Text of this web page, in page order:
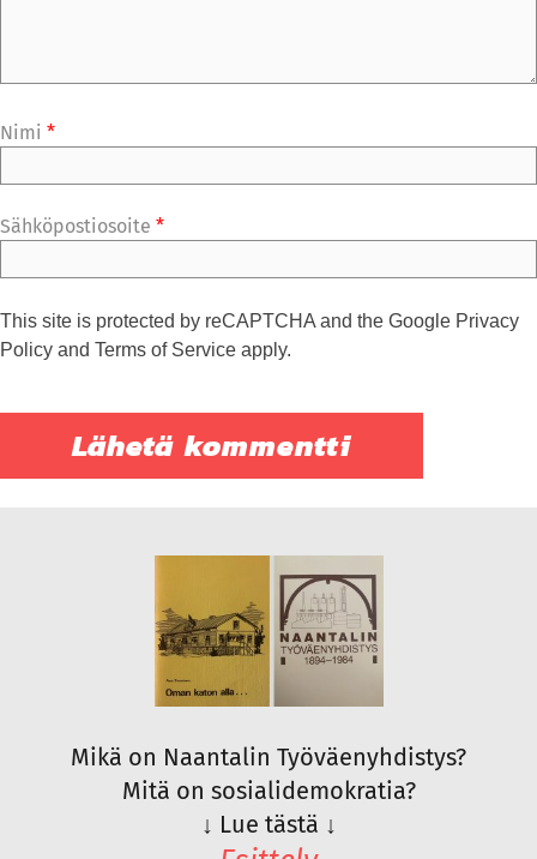
Nimi *
Sähköpostiosoite *
This site is protected by reCAPTCHA and the Google Privacy
Policy and Terms of Service apply.
Mikä on Naantalin Työväenyhdistys?
Mitä on sosialidemokratia?
↓ Lue tästä ↓